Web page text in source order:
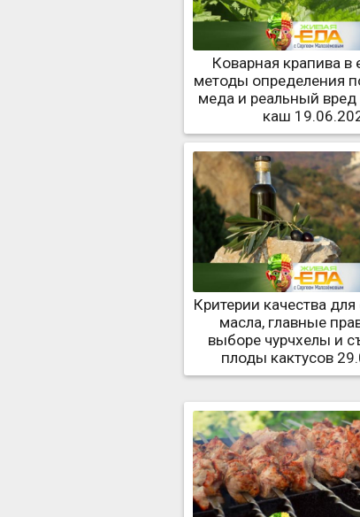
Коварная крапива в
методы определения
меда и реальный
каш
Критерии качества
масла, главные
выборе чурчхелы и
плоды кактусов